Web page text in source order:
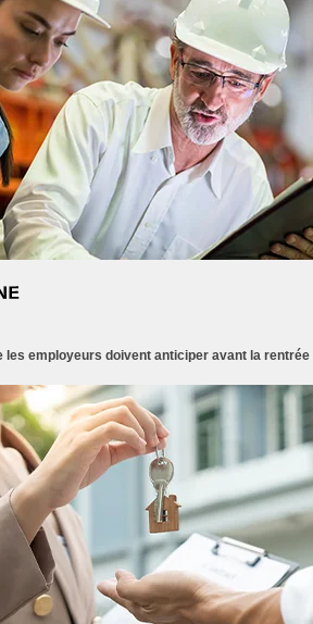
les employeurs doivent anticiper avant la rentrée